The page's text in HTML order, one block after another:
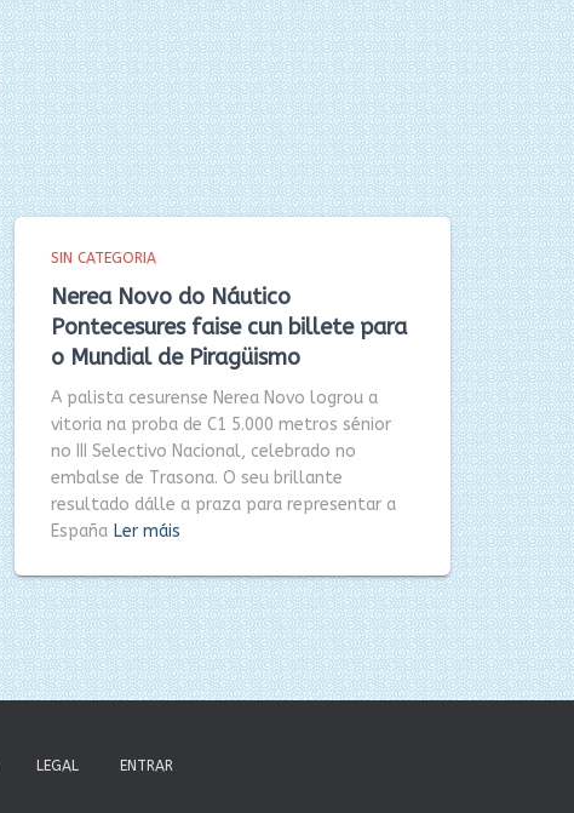
SIN CATEGORIA
Nerea Novo do Náutico
Pontecesures faise cun billete para
o Mundial de Piragüismo
A palista cesurense Nerea Novo logrou a
vitoria na proba de C1 5.000 metros sénior
no III Selectivo Nacional, celebrado no
embalse de Trasona. O seu brillante
resultado dálle a praza para representar a
España Ler máis
LEGAL ENTRAR